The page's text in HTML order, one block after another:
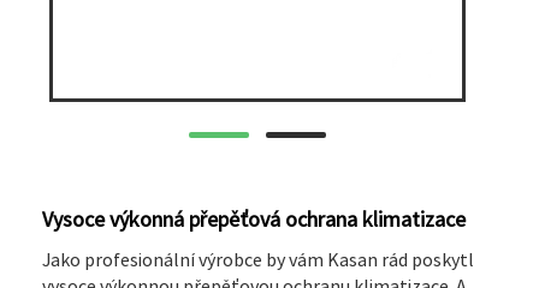
Vysoce výkonná přepěťová ochrana klimatizace
Jako profesionální výrobce by vám Kasan rád poskytl